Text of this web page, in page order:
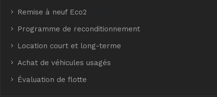
Remise à neuf Eco2
Programme de reconditionnement
Location court et long-terme
Achat de véhicules usagés
Évaluation de flotte